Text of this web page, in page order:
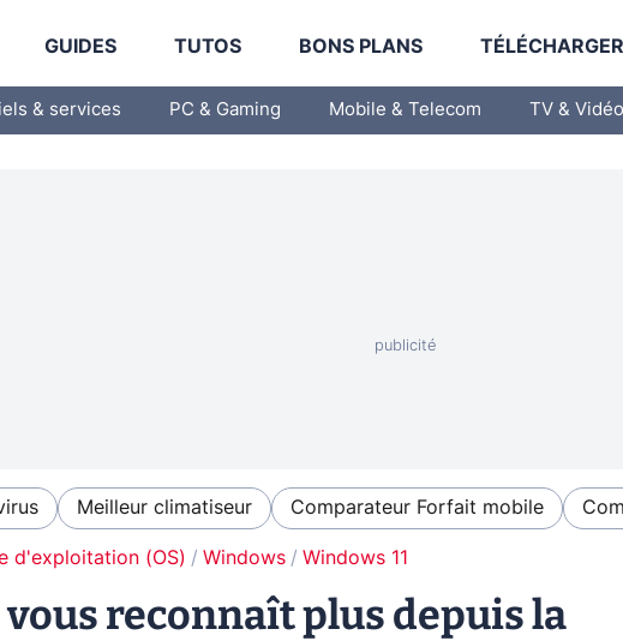
GUIDES TUTOS BONS PLANS
& services PC & Gaming Mobile & Telecom TV & Vidéo
Meilleur climatiseur Comparateur Forfait mobile
d'exploitation (OS) Windows Windows 11
reconnaît plus depuis la